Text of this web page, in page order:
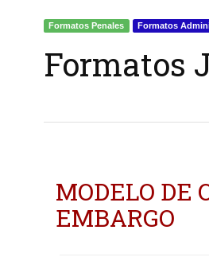
Formatos Penales Formatos
Formatos
MODELO DE
EMBARGO